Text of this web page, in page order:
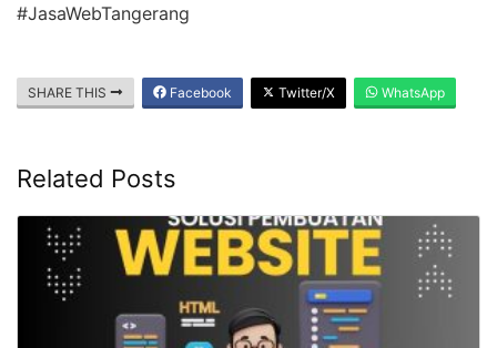
#JasaWebTangerang
SHARE THIS Facebook Twitter/X WhatsApp
Related Posts